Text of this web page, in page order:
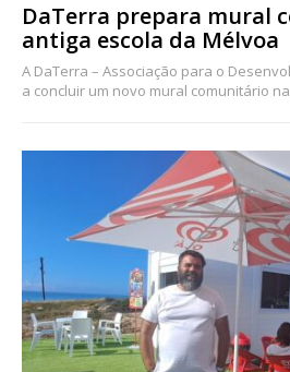
DaTerra prepara mural
antiga escola da Mélvoa
A DaTerra – Associação para o
a concluir um novo mural comunitário